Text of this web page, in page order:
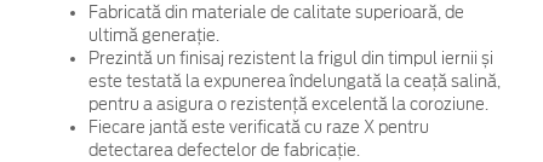
Fabricată din materiale de calitate superioară, de
ultimă generație.
Prezintă un finisaj rezistent la frigul din timpul iernii și
este testată la expunerea îndelungată la ceață salină,
pentru a asigura o rezistență excelentă la coroziune.
Fiecare jantă este verificată cu raze X pentru
detectarea defectelor de fabricație.